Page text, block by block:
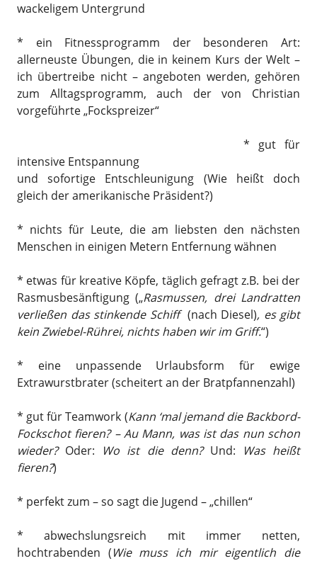
wackeligem Untergrund
* ein Fitnessprogramm der besonderen Art:
allerneuste Übungen, die in keinem Kurs der Welt –
ich übertreibe nicht – angeboten werden, gehören
zum Alltagsprogramm, auch der von Christian
vorgeführte „Fockspreizer“
* gut für
intensive Entspannung
und sofortige Entschleunigung (Wie heißt doch
gleich der amerikanische Präsident?)
* nichts für Leute, die am liebsten den nächsten
Menschen in einigen Metern Entfernung wähnen
* etwas für kreative Köpfe, täglich gefragt z.B. bei der
Rasmusbesänftigung („Rasmussen, drei Landratten
verließen das stinkende Schiff(nach Diesel), es gibt
kein Zwiebel-Rührei, nichts haben wir im Griff.“)
* eine unpassende Urlaubsform für ewige
Extrawurstbrater (scheitert an der Bratpfannenzahl)
* gut für Teamwork (Kann ‘mal jemand die Backbord-
Fockschot fieren? – Au Mann, was ist das nun schon
wieder?Oder: Wo ist die denn?Und:
Was heißt
fieren?)
* perfekt zum – so sagt die Jugend – „chillen“
* abwechslungsreich mit immer netten,
hochtrabenden (Wie muss ich mir eigentlich die